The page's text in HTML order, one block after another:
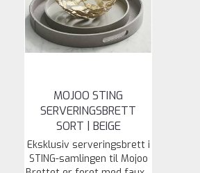
MOJOO STING
SERVERINGSBRETT
SORT | BEIGE
Eksklusiv serveringsbrett i
STING-samlingen til Mojoo